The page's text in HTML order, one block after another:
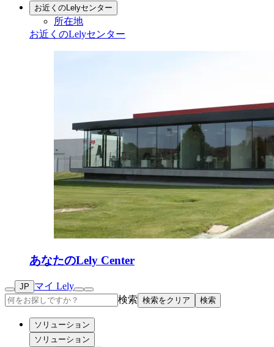
お近くのLelyセンター
所在地
お近くのLelyセンター
あなたのLely Center
JP
マイ Lely
検索 検索をクリア 検索
ソリューション
ソリューション